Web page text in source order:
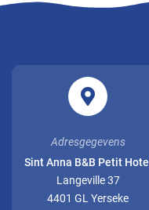
Adresgegevens
Sint Anna B&B Petit Hotel
Langeville 37
4401 GL Yerseke